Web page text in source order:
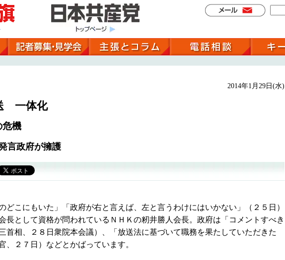
2014年1月29日(水)
一体化
危機
言政府が擁護
こにもいた」「政府が右と言えば、左と言うわけにはいかない」（２５日）
長として資格が問われているＮＨＫの籾井勝人会長。政府は「コメントすべき
首相、２８日衆院本会議）、「放送法に基づいて職務を果たしていただきた
、２７日）などとかばっています。